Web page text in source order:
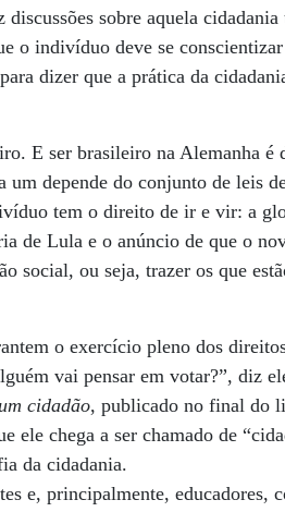
sobre aquela
o indivíduo deve se
dizer que a prática da
E ser brasileiro na Alemanha é
depende do conjunto de leis
tem o direito de ir e vir: a
de Lula e o anúncio de que o
social, ou seja, trazer os que
o exercício pleno dos
vai pensar em votar?”, diz
cidadão, publicado no final do
ele chega a ser chamado de
da cidadania.
e, principalmente, educadores,